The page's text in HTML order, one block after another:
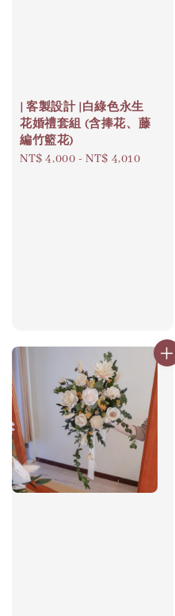
| 客製設計 |白綠色永生
花婚禮套組 (含捧花、藤
編竹籃花)
Regular
NT$ 4,000 -NT$ 4,010